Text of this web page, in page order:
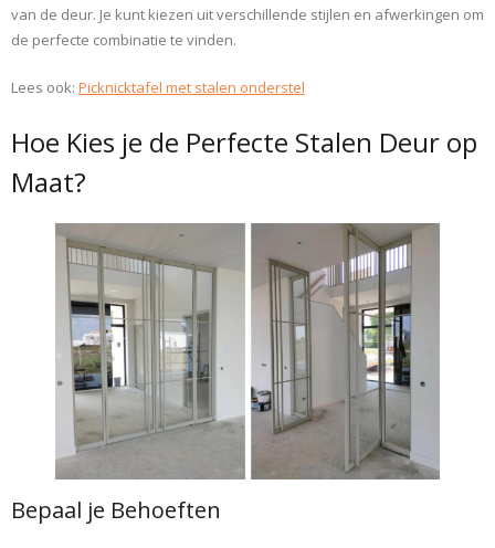
van de deur. Je kunt kiezen uit verschillende stijlen en afwerkingen om
de perfecte combinatie te vinden.
Lees ook: Picknicktafel met stalen onderstel
Hoe Kies je de Perfecte Stalen Deur op
Maat?
Bepaal je Behoeften